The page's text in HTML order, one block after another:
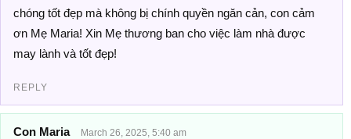
chóng tốt đẹp mà không bị chính quyền ngăn cản, con cảm
ơn Mẹ Maria! Xin Mẹ thương ban cho việc làm nhà được
may lành và tốt đẹp!
REPLY
Con Maria March 26, 2025, 5:40 am